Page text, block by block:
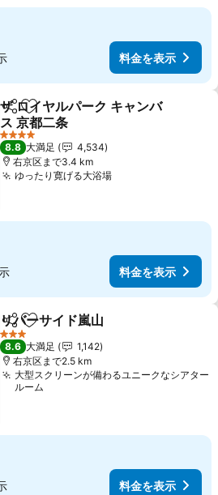
料金を表示
シェアお気に入りに追加
ザ ロイヤルパーク キャンバ
ス 京都二条
料金を表示
4 ホテルのランク
8.8 大満足
4,534
右京区まで3.4 km
ゆったり寛げる大浴場料金を表示
料金を表示
シェアお気に入りに追加
リバーサイド嵐山
3 ホテルのランク
8.6 大満足
1,142
右京区まで2.5 km
大型スクリーンが備わるユニークなシアター
ルーム
料金を表示